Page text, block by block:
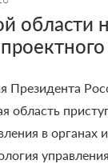
области
Президента
область
в органах